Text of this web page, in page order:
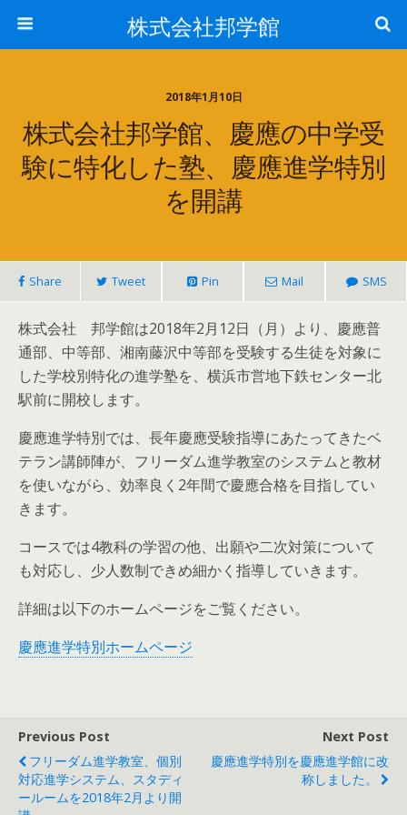
株式会社邦学館
2018年1月10日
株式会社邦学館、慶應の中学受
験に特化した塾、慶應進学特別
を開講
Share Tweet Pin Mail SMS
株式会社 邦学館は2018年2月12日（月）より、慶應普
通部、中等部、湘南藤沢中等部を受験する生徒を対象に
した学校別特化の進学塾を、横浜市営地下鉄センター北
駅前に開校します。
慶應進学特別では、長年慶應受験指導にあたってきたベ
テラン講師陣が、フリーダム進学教室のシステムと教材
を使いながら、効率良く2年間で慶應合格を目指してい
きます。
コースでは4教科の学習の他、出願や二次対策について
も対応し、少人数制できめ細かく指導していきます。
詳細は以下のホームページをご覧ください。
慶應進学特別ホームページ
Previous Post
フリーダム進学教室、個別
対応進学システム、スタディ
ールームを2018年2月より開
Next Post
慶應進学特別を慶應進学館に改
称しました。